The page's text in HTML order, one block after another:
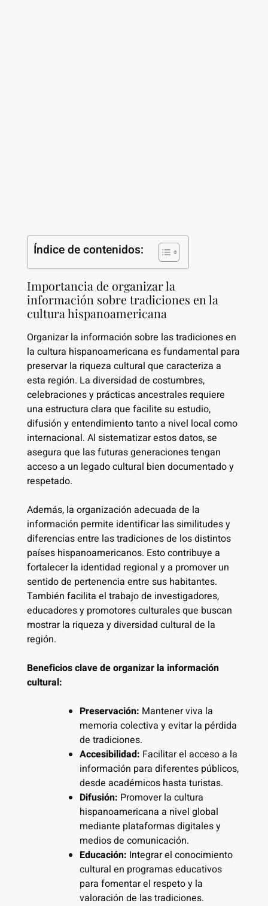
Índice de contenidos:
Importancia de organizar la
información sobre tradiciones en la
cultura hispanoamericana
Organizar la información sobre las tradiciones en
la cultura hispanoamericana es fundamental para
preservar la riqueza cultural que caracteriza a
esta región. La diversidad de costumbres,
celebraciones y prácticas ancestrales requiere
una estructura clara que facilite su estudio,
difusión y entendimiento tanto a nivel local como
internacional. Al sistematizar estos datos, se
asegura que las futuras generaciones tengan
acceso a un legado cultural bien documentado y
respetado.
Además, la organización adecuada de la
información permite identificar las similitudes y
diferencias entre las tradiciones de los distintos
países hispanoamericanos. Esto contribuye a
fortalecer la identidad regional y a promover un
sentido de pertenencia entre sus habitantes.
También facilita el trabajo de investigadores,
educadores y promotores culturales que buscan
mostrar la riqueza y diversidad cultural de la
región.
Beneficios clave de organizar la información
cultural:
Preservación: Mantener viva la
memoria colectiva y evitar la pérdida
de tradiciones.
Accesibilidad: Facilitar el acceso a la
información para diferentes públicos,
desde académicos hasta turistas.
Difusión: Promover la cultura
hispanoamericana a nivel global
mediante plataformas digitales y
medios de comunicación.
Educación: Integrar el conocimiento
cultural en programas educativos
para fomentar el respeto y la
valoración de las tradiciones.